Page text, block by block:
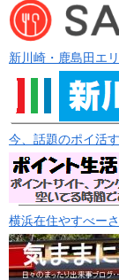
新川崎・鹿島田エ
今、話題のポイ活
横浜在住やすべー